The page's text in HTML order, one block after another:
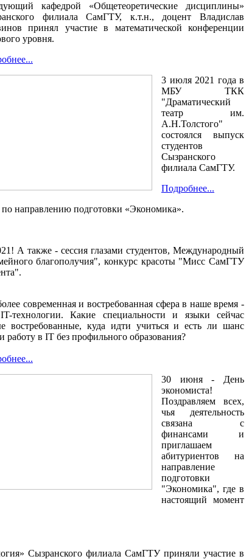
кафедрой «Общетеоретические дисциплины»
филиала СамГТУ, к.т.н., доцент Владислав
принял участие в математической конференции
уровня.
3 июля 2021 года в
МБУ ТКК
"Драматический
театр им.
А.Н.Толстого"
состоялся выпуск
студентов
Сызранского
филиала СамГТУ.
Подробнее...
направлению подготовки «Экономика».
А также - сессия глазами студентов, Международный
благополучия", конкурс красоты "Мисс СамГТУ
современная и востребованная сфера в наше время -
технологии. Какие специальности и языки сейчас
востребованные, куда идти учиться и есть ли шанс
работу в IT без профильного образования?
30 июня - День
экономиста!
Поздравляем всех,
чья деятельность
связана с
финансами и
приглашаем
абитуриентов на
направление
подготовки
"Экономика", где в
настоящий момент
Сызранского филиала СамГТУ приняли участие в